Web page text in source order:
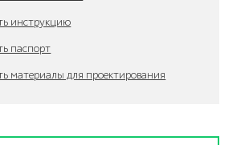
инструкцию
паспорт
материалы для проектирования